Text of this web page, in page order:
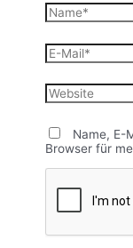
Name*
E-
Mail*
Website
Name, E-
Browser für